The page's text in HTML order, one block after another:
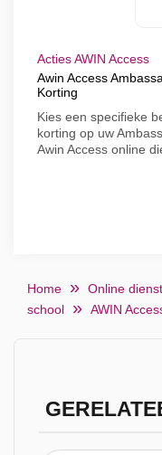
Acties AWIN Access
Awin Access
Korting
Kies een specifieke
korting op uw
Awin Access online
Home Online
school
AWIN